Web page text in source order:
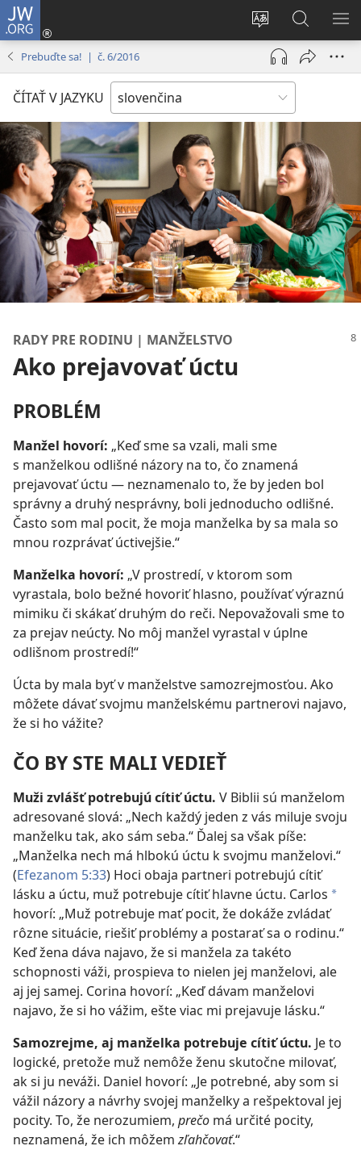
JW.ORG
Zmeniť
jazyk
stránky
Prihlásiť
sa
(otvorí
okno)
na
JW.ORG
Prebuďte sa! | č. 6/2016
ČÍTAŤ V JAZYKU
RADY PRE RODINU | MANŽELSTVO
Ako prejavovať úctu
PROBLÉM
Manžel hovorí: „Keď sme sa vzali, mali sme
s manželkou odlišné názory na to, čo znamená
prejavovať úctu — neznamenalo to, že by jeden bol
správny a druhý nesprávny, boli jednoducho odlišné.
Často som mal pocit, že moja manželka by sa mala so
mnou rozprávať úctivejšie.“
Manželka hovorí: „V prostredí, v ktorom som
vyrastala, bolo bežné hovoriť hlasno, používať výraznú
mimiku či skákať druhým do reči. Nepovažovali sme to
za prejav neúcty. No môj manžel vyrastal v úplne
odlišnom prostredí!“
Úcta by mala byť v manželstve samozrejmosťou. Ako
môžete dávať svojmu manželskému partnerovi najavo,
že si ho vážite?
ČO BY STE MALI VEDIEŤ
Muži zvlášť potrebujú cítiť úctu. V Biblii sú manželom
adresované slová: „Nech každý jeden z vás miluje svoju
manželku tak, ako sám seba.“ Ďalej sa však píše:
„Manželka nech má hlbokú úctu k svojmu manželovi.“ ​
(Efezanom 5:33) Hoci obaja partneri potrebujú cítiť
lásku a úctu, muž potrebuje cítiť hlavne úctu. Carlos a
hovorí: „Muž potrebuje mať pocit, že dokáže zvládať
rôzne situácie, riešiť problémy a postarať sa o rodinu.“
Keď žena dáva najavo, že si manžela za takéto
schopnosti váži, prospieva to nielen jej manželovi, ale
aj jej samej. Corina hovorí: „Keď dávam manželovi
najavo, že si ho vážim, ešte viac mi prejavuje lásku.“
Samozrejme, aj manželka potrebuje cítiť úctu. Je to
logické, pretože muž nemôže ženu skutočne milovať,
ak si ju neváži. Daniel hovorí: „Je potrebné, aby som si
vážil názory a návrhy svojej manželky a rešpektoval jej
pocity. To, že nerozumiem, prečo má určité pocity,
neznamená, že ich môžemzľahčovať.“